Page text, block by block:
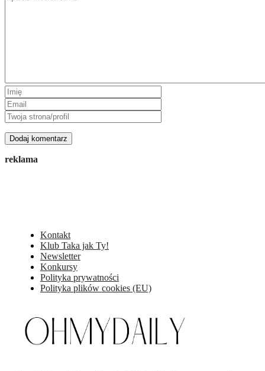
reklama
Kontakt
Klub Taka jak Ty!
Newsletter
Konkursy
Polityka prywatności
Polityka plików cookies (EU)